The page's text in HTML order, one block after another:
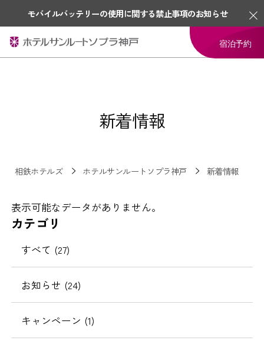
モバイルバッテリーの使用に関する禁止事項のお知らせ
宿泊予約
新着情報
相鉄ホテルズ ホテルサンルートソプラ神戸 新着情報
表示可能なデータがありません。
カテゴリ
すべて (27)
お知らせ (24)
キャンペーン (1)